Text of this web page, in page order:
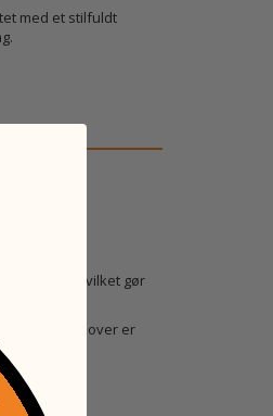
med et stilfuldt
hvilket gør
ture. Derudover er